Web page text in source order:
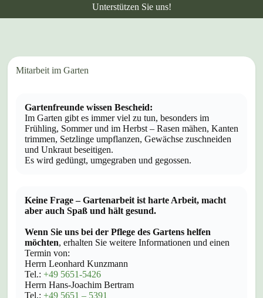
Unterstützen Sie uns!
Mitarbeit im Garten
Gartenfreunde wissen Bescheid:
Im Garten gibt es immer viel zu tun, besonders im
Frühling, Sommer und im Herbst – Rasen mähen, Kanten
trimmen, Setzlinge umpflanzen, Gewächse zuschneiden
und Unkraut beseitigen.
Es wird gedüngt, umgegraben und gegossen.
Keine Frage – Gartenarbeit ist harte Arbeit, macht
aber auch Spaß und hält gesund.
Wenn Sie uns bei der Pflege des Gartens helfen
möchten, erhalten Sie weitere Informationen und einen
Termin von:
Herrn Leonhard Kunzmann
Tel.: +49 5651-5426
Herrn Hans-Joachim Bertram
Tel.: +49 5651 – 5391